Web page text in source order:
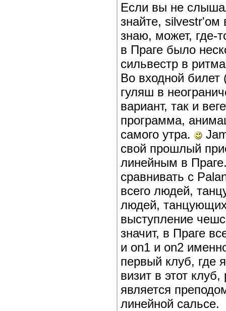
Если вы не
знайте, silvestr'ом
знаю, может, где-
в Праге было
сильвестр в
Во входной
гуляш в
вариант, так и
программа,
самого утра.
свой прошлый
линейным в
сравнивать с
всего людей,
людей,
выступление
значит, в Праге
и on1 и on2
первый клуб, где
визит в этот
является
линейной сальсе.